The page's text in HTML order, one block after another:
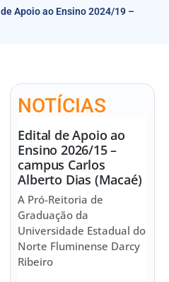
de Apoio ao Ensino 2024/19 –
NOTÍCIAS
Edital de Apoio ao
Ensino 2026/15 –
campus Carlos
Alberto Dias (Macaé)
A Pró-Reitoria de
Graduação da
Universidade Estadual do
Norte Fluminense Darcy
Ribeiro